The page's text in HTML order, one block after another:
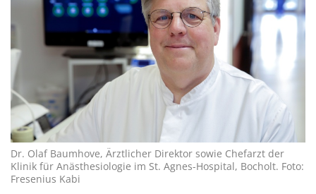
Dr. Olaf Baumhove, Ärztlicher Direktor sowie Chefarzt der
Klinik für Anästhesiologie im St. Agnes-Hospital, Bocholt. Foto:
Fresenius Kabi